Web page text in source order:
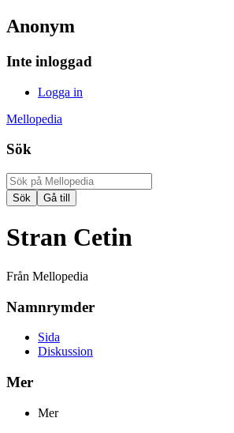
Anonym
Inte inloggad
Logga in
Mellopedia
Sök
Stran Cetin
Från Mellopedia
Namnrymder
Sida
Diskussion
Mer
Mer